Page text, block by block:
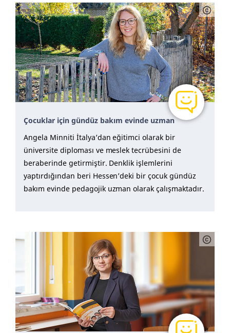
Çocuklar için gündüz bakım evinde uzman
Angela Minniti İtalya’dan eğitimci olarak bir
üniversite diploması ve meslek tecrübesini de
beraberinde getirmiştir. Denklik işlemlerini
yaptırdığından beri Hessen’deki bir çocuk gündüz
bakım evinde pedagojik uzman olarak çalışmaktadır.